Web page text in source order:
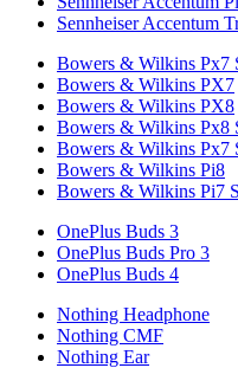
Sennheiser Accentum
Bowers & Wilkins Px7
Bowers & Wilkins PX7
Bowers & Wilkins PX8
Bowers & Wilkins Px8
Bowers & Wilkins Px7
Bowers & Wilkins Pi8
Bowers & Wilkins Pi7
OnePlus Buds 3
OnePlus Buds Pro 3
OnePlus Buds 4
Nothing Headphone
Nothing CMF
Nothing Ear